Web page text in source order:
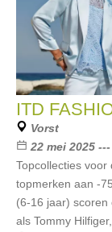
ITD
Vorst
22 mei 2025
Topcollecties
topmerken aan -
(6-16 jaar) scoren
als Tommy Hilfiger,